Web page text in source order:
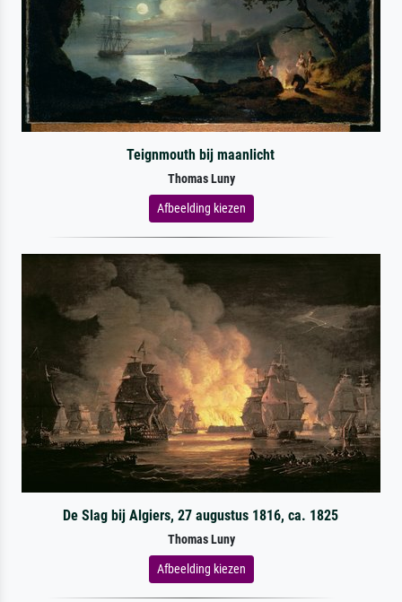
Teignmouth bij maanlicht
Thomas Luny
Afbeelding kiezen
De Slag bij Algiers, 27 augustus 1816, ca. 1825
Thomas Luny
Afbeelding kiezen